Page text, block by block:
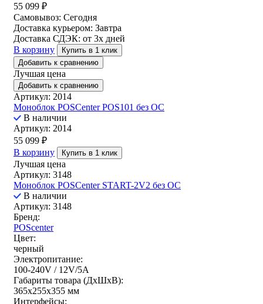
55 099 ₽
Самовывоз: Сегодня
Доставка курьером: Завтра
Доставка СДЭК: от 3х дней
В корзину
Купить в 1 клик
Добавить к сравнению
Лучшая цена
Добавить к сравнению
Артикул: 2014
Моноблок POSCenter POS101 без ОС
В наличии
Артикул: 2014
55 099 ₽
В корзину
Купить в 1 клик
Лучшая цена
Артикул: 3148
Моноблок POSCenter START-2V2 без ОС
В наличии
Артикул: 3148
Бренд:
POScenter
Цвет:
черный
Электропитание:
100-240V / 12V/5A
Габариты товара (ДxШxВ):
365х255х355 мм
Интерфейсы: